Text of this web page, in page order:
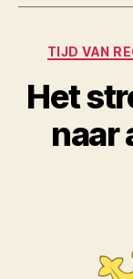
TIJD VAN
Het
naar